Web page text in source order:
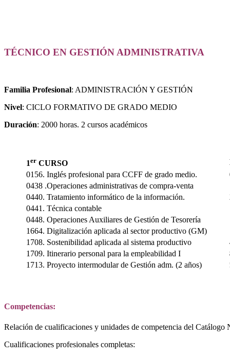
TÉCNICO EN GESTIÓN ADMINISTRATIVA
Familia Profesional: ADMINISTRACIÓN Y GESTIÓN
Nivel: CICLO FORMATIVO DE GRADO MEDIO
Duración: 2000 horas. 2 cursos académicos
1er CURSO
0156. Inglés profesional para CCFF de grado medio.
0438 .Operaciones administrativas de compra-venta
0440. Tratamiento informático de la información.
0441. Técnica contable
0448. Operaciones Auxiliares de Gestión de Tesorería
1664. Digitalización aplicada al sector productivo (GM)
1708. Sostenibilidad aplicada al sistema productivo
1709. Itinerario personal para la empleabilidad I
1713. Proyecto intermodular de Gestión adm. (2 años)
Competencias:
Relación de cualificaciones y unidades de competencia del
Cualificaciones profesionales completas: